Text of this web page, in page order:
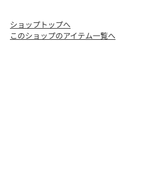
クオリティーに対して圧倒的なコスト
スローガンとし、高品質で高機能なイ
ショップトップへ
このショップのアイテム一覧へ